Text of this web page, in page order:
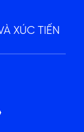
XÚC TIẾN